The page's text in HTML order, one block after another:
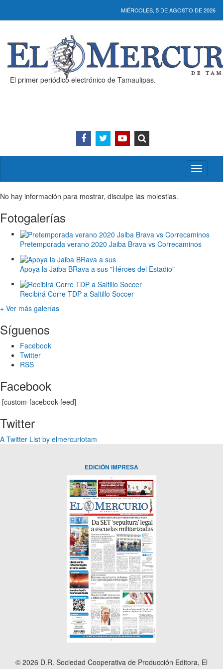
MIÉRCOLES, 5 DE AGOSTO DE 2026
El primer periódico electrónico de Tamaulipas.
Activar/
menú
No hay información para mostrar, disculpe las molestias.
Fotogalerías
Pretemporada verano 2020 Jaiba Brava vs Correcaminos
Apoya la Jaiba BRava a sus "Héroes del Estadio"
Recibirá Corre TDP a Saltillo Soccer
+ Ver más galerías
Síguenos
Facebook
Twitter
RSS
Facebook
[custom-facebook-feed]
Twitter
A Twitter List by elmercuriotam
EDICIÓN IMPRESA
© 2026 D.R. Sociedad Cooperativa de Producción Editora, El